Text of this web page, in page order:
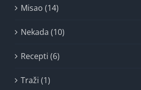
Misao (14)
Nekada (10)
Recepti (6)
Traži (1)